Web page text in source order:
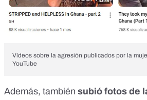
Vídeos sobre la agresión publicados por la
YouTube
Además, también subió fotos de